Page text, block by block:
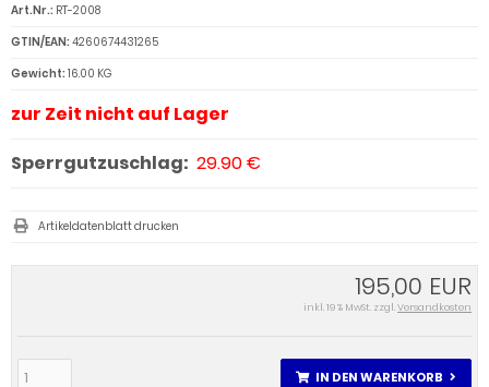
195,00 EUR
inkl. 19 % MwSt. zzgl.Versandkosten
IN DEN WARENKORB
Art.Nr.: RT-2008
GTIN/EAN: 4260674431265
Gewicht: 16.00 KG
zur Zeit nicht auf Lager
Sperrgutzuschlag: 29.90 €
Artikeldatenblatt drucken